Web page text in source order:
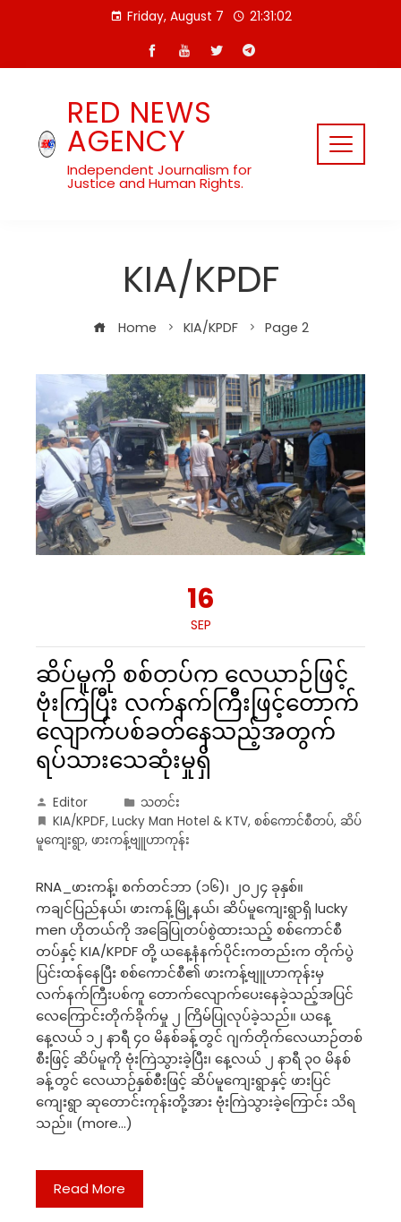
Friday, August 7 21:31:03
RED NEWS
AGENCY
Independent Journalism for
Justice and Human Rights.
KIA/KPDF
Home KIA/KPDF Page 2
16
SEP
ဆိပ်မူကို စစ်တပ်က‌ လေယာဉ်ဖြင့်
ဗုံးကြဲပြီး လက်နက်ကြီးဖြင့်တောက်
လျောက်ပစ်ခတ်နေသည့်အတွက်
ရပ်သားသေဆုံးမှုရှိ
Editor
သတင်း
KIA/KPDF, Lucky Man Hotel & KTV, စစ်ကောင်စီတပ်, ဆိပ်
မူကျေးရွာ, ဖားကန့်ဗျူဟာကုန်း
RNA_ဖားကန့်၊ စက်တင်ဘာ (၁၆)၊ ၂၀၂၄ ခုနှစ်။
ကချင်ပြည်နယ်၊ ဖားကန့်မြို့နယ်၊ ဆိပ်မူကျေးရွာရှိ lucky
men ဟိုတယ်ကို အခြေပြုတပ်စွဲထားသည့် စစ်ကောင်စီ
တပ်နှင့် KIA/KPDF တို့ ယနေ့နံနက်ပိုင်းကတည်းက တိုက်ပွဲ
ပြင်းထန်နေပြီး စစ်ကောင်စီ၏ ဖားကန့်ဗျူဟာကုန်းမှ
လက်နက်ကြီးပစ်ကူ တောက်လျောက်ပေးနေခဲ့သည့်အပြင်
လေကြောင်းတိုက်ခိုက်မှု ၂ ကြိမ်ပြုလုပ်ခဲ့သည်။ ယနေ့
နေ့လယ် ၁၂ နာရီ ၄၀ မိနစ်ခန့်တွင် ဂျက်တိုက်လေယာဉ်တစ်
စီးဖြင့် ဆိပ်မူကို ဗုံးကြဲသွားခဲ့ပြီး၊ နေ့လယ် ၂ နာရီ ၃၀ မိနစ်
ခန့်တွင် လေယာဉ်နှစ်စီးဖြင့် ဆိပ်မူကျေးရွာနှင့် ဖားပြင်
ကျေးရွာ ဆုတောင်းကုန်းတို့အား ဗုံးကြဲသွားခဲ့ကြောင်း သိရ
သည်။ (more…)
Read More